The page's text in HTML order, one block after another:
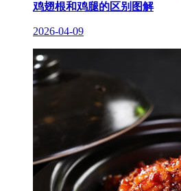
鸡翅根和鸡腿的区别图解
2026-04-09